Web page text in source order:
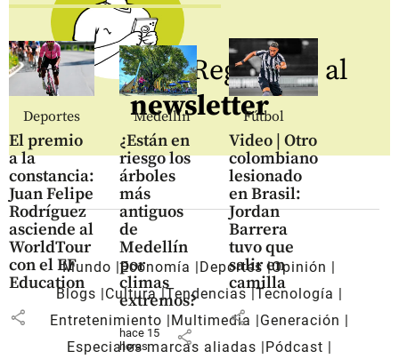
Deportes
El premio
a la
constancia:
Juan Felipe
Rodríguez
asciende al
WorldTour
con el EF
Education
share
Medellín
¿Están en
riesgo los
árboles
más
antiguos
de
Medellín
por
climas
extremos?
hace 15
horas
share
Fútbol
Video | Otro
colombiano
lesionado
en Brasil:
Jordan
Barrera
tuvo que
salir en
camilla
share
Regístrate al
newsletter
Mundo Economía Deportes Opinión
Blogs
Cultura Tendencias Tecnología
Entretenimiento
Multimedia
Generación
Especiales marcas aliadas
Pódcast